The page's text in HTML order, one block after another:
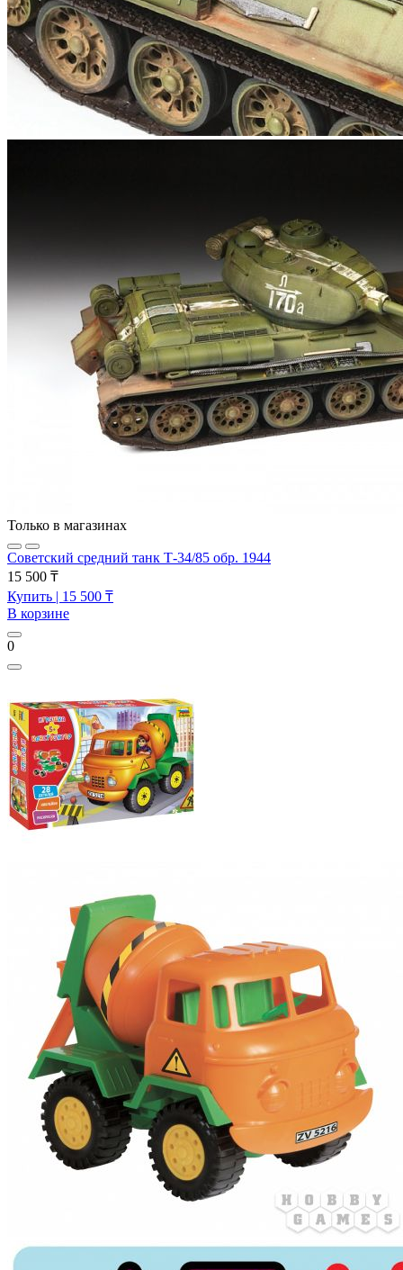
Только в магазинах
Советский средний танк Т-34/85 обр. 1944
15 500 ₸
Купить | 15 500 ₸
В корзине
0